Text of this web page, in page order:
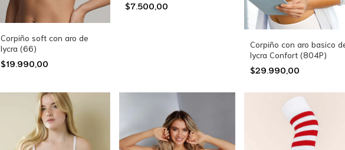
Corpiño soft con aro de
lycra (66)
$19.990,00
$7.500,00
Corpiño con aro basico
lycra Confort (804P)
$29.990,00